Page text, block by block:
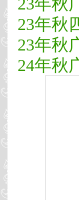
23年秋
23年秋
23年秋
24年秋